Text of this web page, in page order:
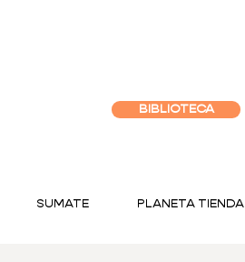
BIBLIOTECA
SUMATE PLANETA TIENDA